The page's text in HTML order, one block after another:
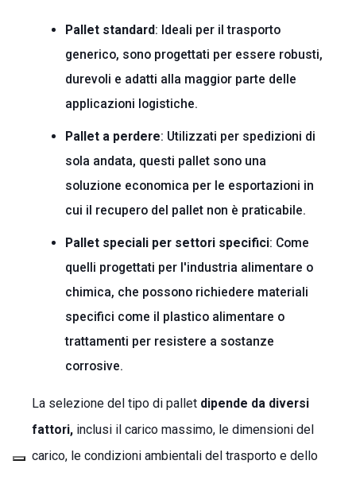
Pallet standard: Ideali per il trasporto
generico, sono progettati per essere robusti,
durevoli e adatti alla maggior parte delle
applicazioni logistiche.
Pallet a perdere: Utilizzati per spedizioni di
sola andata, questi pallet sono una
soluzione economica per le esportazioni in
cui il recupero del pallet non è praticabile.
Pallet speciali per settori specifici: Come
quelli progettati per l'industria alimentare o
chimica, che possono richiedere materiali
specifici come il plastico alimentare o
trattamenti per resistere a sostanze
corrosive.
La selezione del tipo di pallet dipende da diversi
fattori, inclusi il carico massimo, le dimensioni del
carico, le condizioni ambientali del trasporto e dello